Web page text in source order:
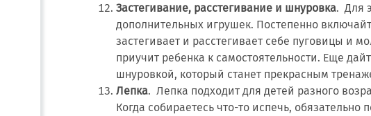
Застегивание, расстегивание и шнуровка. Для
дополнительных игрушек. Постепенно
застегивает и расстегивает себе пуговицы и
приучит ребенка к самостоятельности. Еще
шнуровкой, который станет прекрасным
Лепка. Лепка подходит для детей разного
Когда собираетесь что-то испечь,